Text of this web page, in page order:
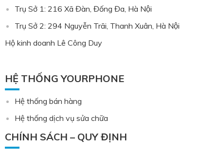
Trụ Sở 1: 216 Xã Đàn, Đống Đa, Hà Nội
Trụ Sở 2: 294 Nguyễn Trãi, Thanh Xuân, Hà Nội
Hộ kinh doanh Lê Công Duy
HỆ THỐNG YOURPHONE
Hệ thống bán hàng
Hệ thống dịch vụ sửa chữa
CHÍNH SÁCH – QUY ĐỊNH